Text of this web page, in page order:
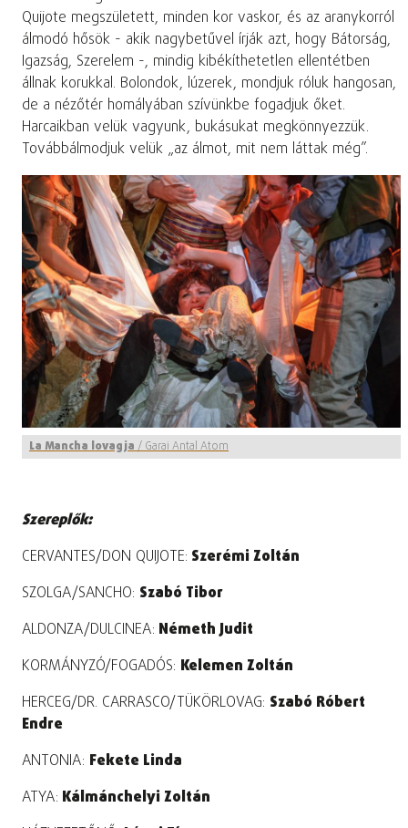
Quijote megszületett, minden kor vaskor, és az aranykorról
álmodó hősök - akik nagybetűvel írják azt, hogy Bátorság,
Igazság, Szerelem -, mindig kibékíthetetlen ellentétben
állnak korukkal. Bolondok, lúzerek, mondjuk róluk hangosan,
de a nézőtér homályában szívünkbe fogadjuk őket.
Harcaikban velük vagyunk, bukásukat megkönnyezzük.
Továbbálmodjuk velük „az álmot, mit nem láttak még”.
La Mancha lovagja/Garai Antal Atom
Szereplők:
CERVANTES/DON QUIJOTE: Szerémi Zoltán
SZOLGA/SANCHO: Szabó Tibor
ALDONZA/DULCINEA: Németh Judit
KORMÁNYZÓ/FOGADÓS: Kelemen Zoltán
HERCEG/DR. CARRASCO/TÜKÖRLOVAG: Szabó Róbert
Endre
ANTONIA: Fekete Linda
ATYA: Kálmánchelyi Zoltán